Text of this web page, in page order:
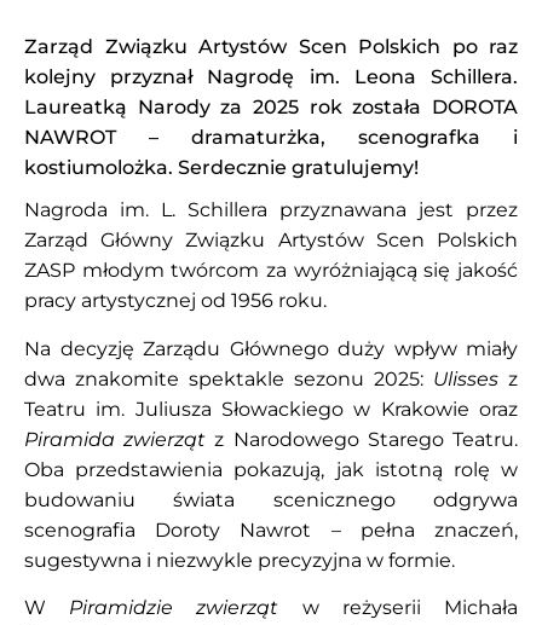
Zarząd Związku Artystów Scen Polskich po raz
kolejny przyznał Nagrodę im. Leona Schillera.
Laureatką Narody za 2025 rok została DOROTA
NAWROT – dramaturżka, scenografka i
kostiumolożka. Serdecznie gratulujemy!
Nagroda im. L. Schillera przyznawana jest przez
Zarząd Główny Związku Artystów Scen Polskich
ZASP młodym twórcom za wyróżniającą się jakość
pracy artystycznej od 1956 roku.
Na decyzję Zarządu Głównego duży wpływ miały
dwa znakomite spektakle sezonu 2025: Ulisses z
Teatru im. Juliusza Słowackiego w Krakowie oraz
Piramida zwierząt z Narodowego Starego Teatru.
Oba przedstawienia pokazują, jak istotną rolę w
budowaniu świata scenicznego odgrywa
scenografia Doroty Nawrot – pełna znaczeń,
sugestywna i niezwykle precyzyjna w formie.
W Piramidzie zwierząt w reżyserii Michała